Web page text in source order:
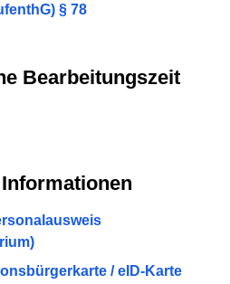
§ 78
Bearbeitungszeit
/ eID-Karte